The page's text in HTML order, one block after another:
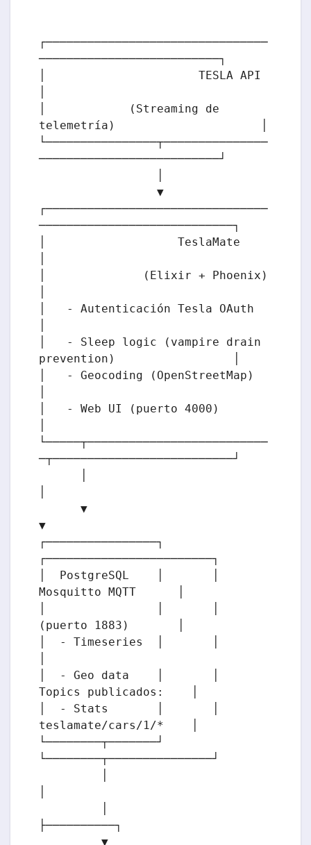
┌────────────────────────────────
──────────────────────────┐
│                      TESLA API
│            (Streaming de
telemetría)                     │
└────────────────┬───────────────
──────────────────────────┘
┌────────────────────────────────
────────────────────────────┐
│                   TeslaMate
│              (Elixir + Phoenix)
│   - Autenticación Tesla OAuth
│   - Sleep logic (vampire drain
prevention)                 │
│   - Geocoding (OpenStreetMap)
│   - Web UI (puerto 4000)
└─────┬──────────────────────────
─┬──────────────────────────┘
▼
┌────────────────┐
┌────────────────────────┐
│  PostgreSQL    │       │
Mosquitto MQTT      │
(puerto 1883)       │
│  - Timeseries  │       │
│  - Geo data    │       │
Topics publicados:    │
│  - Stats       │       │
teslamate/cars/1/*    │
└────────┬───────┘
└────────┬───────────────┘
├──────────┐